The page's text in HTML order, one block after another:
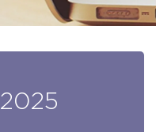
2025